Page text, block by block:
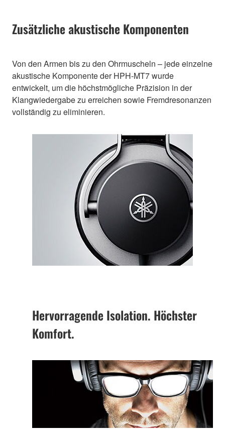
Zusätzliche akustische Komponenten
Von den Armen bis zu den Ohrmuscheln – jede einzelne
akustische Komponente der HPH-MT7 wurde
entwickelt, um die höchstmögliche Präzision in der
Klangwiedergabe zu erreichen sowie Fremdresonanzen
vollständig zu eliminieren.
Hervorragende Isolation. Höchster
Komfort.